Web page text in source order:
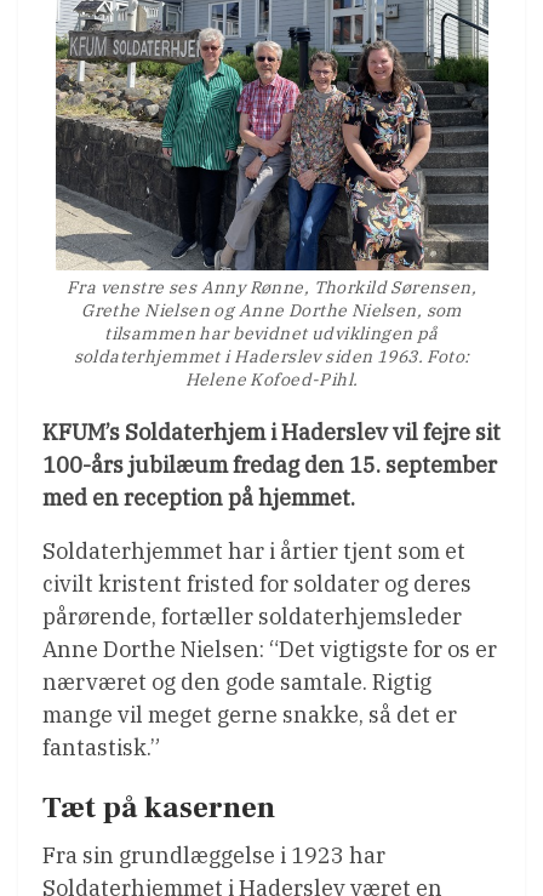
Fra venstre ses Anny Rønne, Thorkild Sørensen,
Grethe Nielsen og Anne Dorthe Nielsen, som
tilsammen har bevidnet udviklingen på
soldaterhjemmet i Haderslev siden 1963. Foto:
Helene Kofoed-Pihl.
KFUM’s Soldaterhjem i Haderslev vil fejre sit
100-års jubilæum fredag den 15. september
med en reception på hjemmet.
Soldaterhjemmet har i årtier tjent som et
civilt kristent fristed for soldater og deres
pårørende, fortæller soldaterhjemsleder
Anne Dorthe Nielsen: “Det vigtigste for os er
nærværet og den gode samtale. Rigtig
mange vil meget gerne snakke, så det er
fantastisk.”
Tæt på kasernen
Fra sin grundlæggelse i 1923 har
Soldaterhjemmet i Haderslev været en